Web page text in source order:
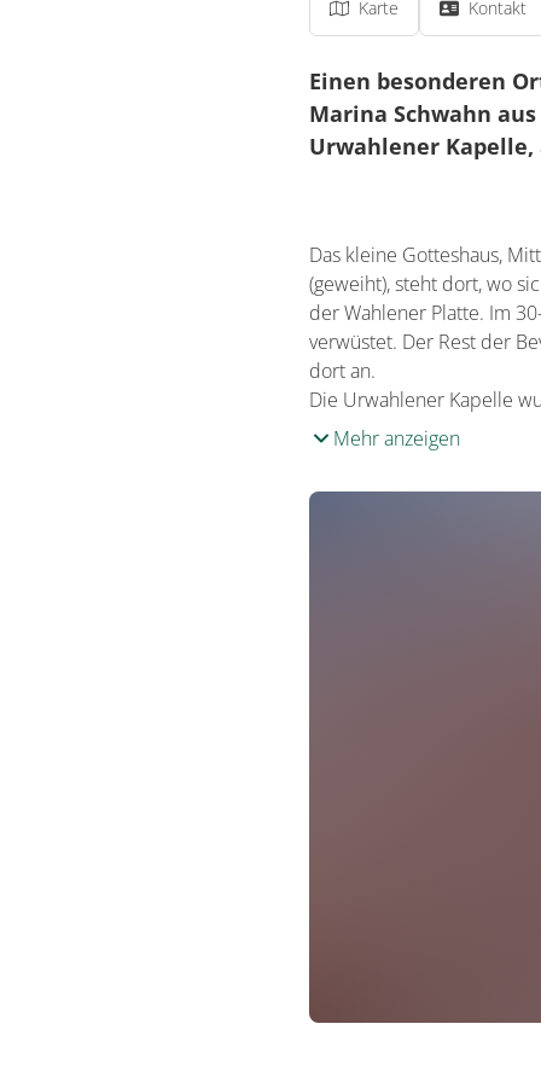
Karte Kontakt
Einen besonderen
Marina Schwahn
Urwahlener
Das kleine Gotteshaus,
(geweiht), steht dort, wo
der Wahlener Platte. Im
verwüstet. Der Rest der
dort an.
Die Urwahlener Kapelle
Mehr anzeigen